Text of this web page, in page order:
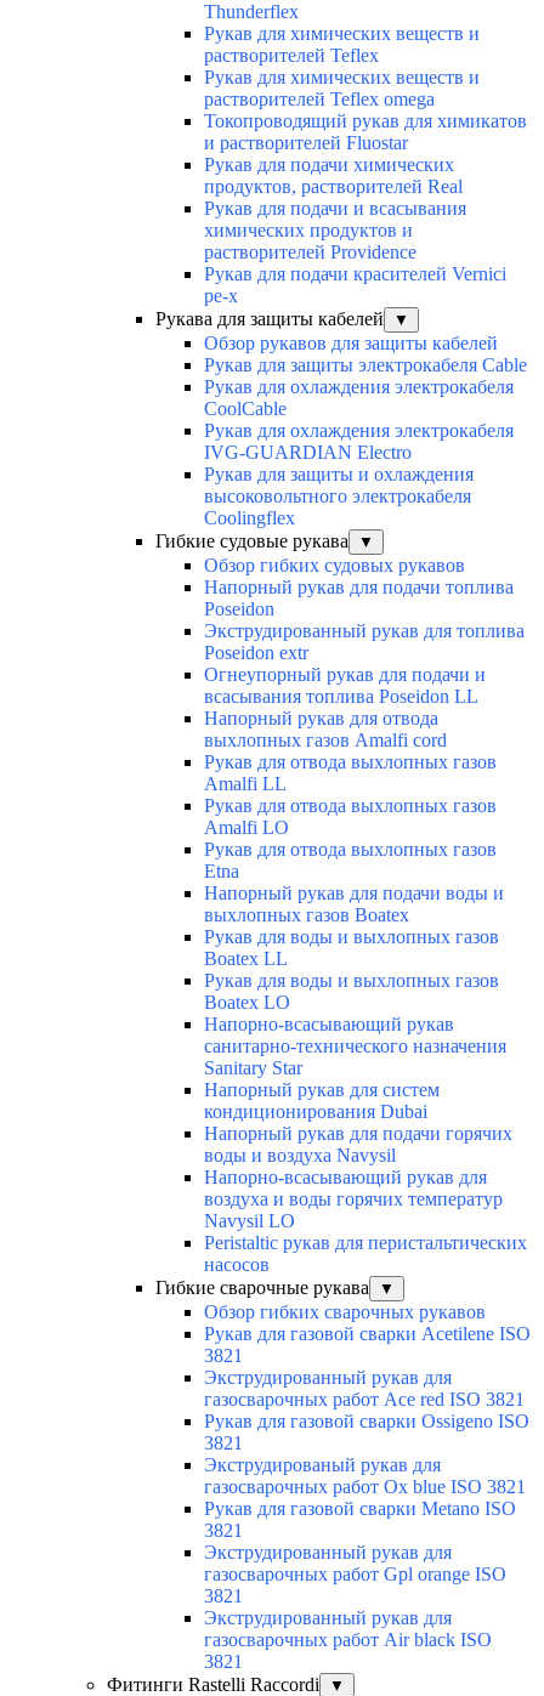
Thunderflex
Рукав для химических веществ и
растворителей Teflex
Рукав для химических веществ и
растворителей Teflex omega
Токопроводящий рукав для химикатов
и растворителей Fluostar
Рукав для подачи химических
продуктов, растворителей Real
Рукав для подачи и всасывания
химических продуктов и
растворителей Providence
Рукав для подачи красителей Vernici
pe-x
Рукава для защиты кабелей
▼
Обзор рукавов для защиты кабелей
Рукав для защиты электрокабеля Cable
Рукав для охлаждения электрокабеля
CoolCable
Рукав для охлаждения электрокабеля
IVG-GUARDIAN Electro
Рукав для защиты и охлаждения
высоковольтного электрокабеля
Coolingflex
Гибкие судовые рукава
▼
Обзор гибких судовых рукавов
Напорный рукав для подачи топлива
Poseidon
Экструдированный рукав для топлива
Poseidon extr
Огнеупорный рукав для подачи и
всасывания топлива Poseidon LL
Напорный рукав для отвода
выхлопных газов Amalfi cord
Рукав для отвода выхлопных газов
Amalfi LL
Рукав для отвода выхлопных газов
Amalfi LO
Рукав для отвода выхлопных газов
Etna
Напорный рукав для подачи воды и
выхлопных газов Boatex
Рукав для воды и выхлопных газов
Boatex LL
Рукав для воды и выхлопных газов
Boatex LO
Напорно-всасывающий рукав
санитарно-технического назначения
Sanitary Star
Напорный рукав для систем
кондиционирования Dubai
Напорный рукав для подачи горячих
воды и воздуха Navysil
Напорно-всасывающий рукав для
воздуха и воды горячих температур
Navysil LO
Peristaltic рукав для перистальтических
насосов
Гибкие сварочные рукава
▼
Обзор гибких сварочных рукавов
Рукав для газовой сварки Acetilene ISO
3821
Экструдированный рукав для
газосварочных работ Ace red ISO 3821
Рукав для газовой сварки Ossigeno ISO
3821
Экструдированый рукав для
газосварочных работ Ox blue ISO 3821
Рукав для газовой сварки Metano ISO
3821
Экструдированный рукав для
газосварочных работ Gpl orange ISO
3821
Экструдированный рукав для
газосварочных работ Air black ISO
3821
Фитинги Rastelli Raccordi
▼